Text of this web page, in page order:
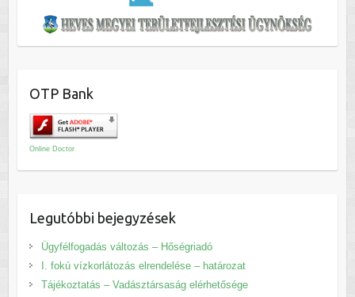
OTP Bank
Online Doctor
Legutóbbi bejegyzések
Ügyfélfogadás változás – Hőségriadó
I. fokú vízkorlátozás elrendelése – határozat
Tájékoztatás – Vadásztársaság elérhetősége